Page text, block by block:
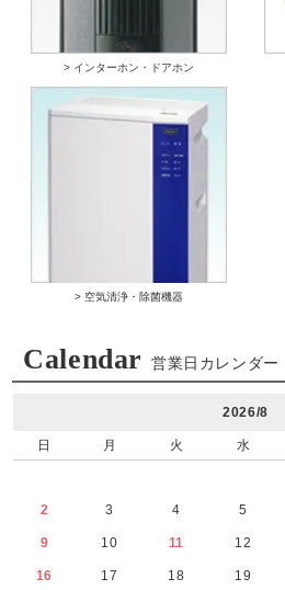
> インターホン・ドアホン
> 空気清浄・除菌機器
Calendar 営業日カレンダー
2026/8
日 月 火 水
2 3 4 5
9 10 11 12
16 17 18 19